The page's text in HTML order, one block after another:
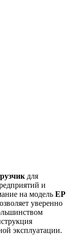
для
и
на модель EP
уверенно
эксплуатации.